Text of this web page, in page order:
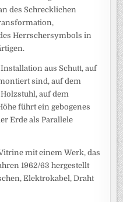
des Schrecklichen
Herrschersymbols in
aus Schutt, auf
sind, auf dem
auf dem
führt ein gebogenes
Erde als Parallele
mit einem Werk, das
1962/63 hergestellt
Elektrokabel, Draht